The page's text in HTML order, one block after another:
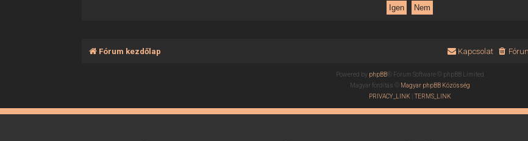
Fórum kezdőlap Kapcsolat
Powered by phpBB® Forum Software © phpBB Limited
Magyar fordítás © Magyar phpBB Közösség
PRIVACY_LINK |TERMS_LINK